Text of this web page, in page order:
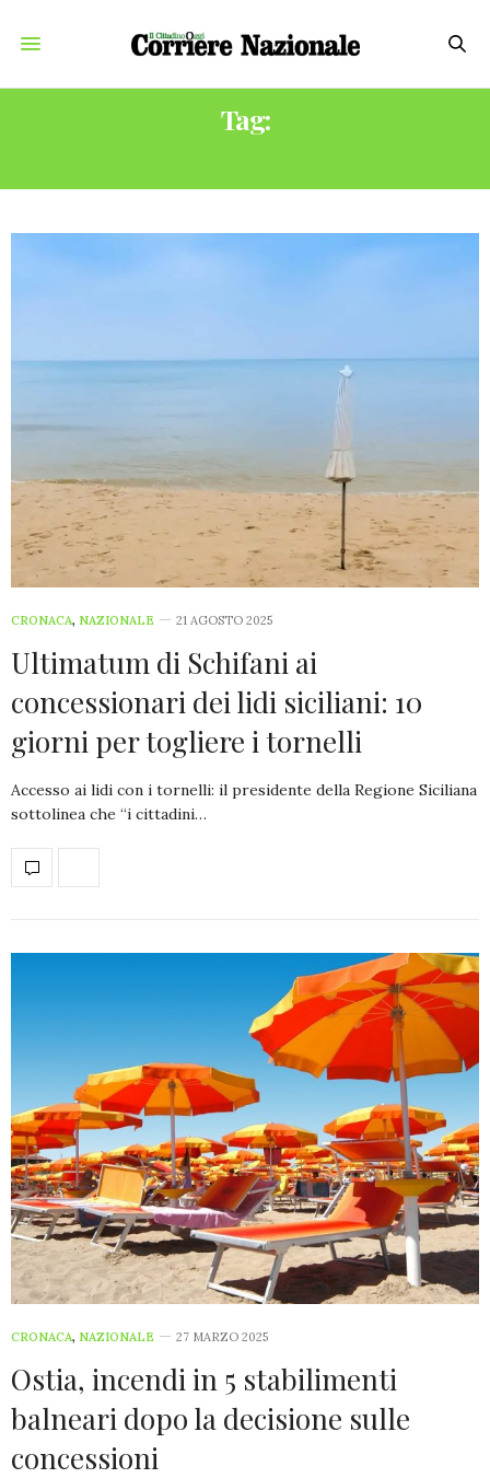
Tag:
CRONACA, NAZIONALE 21 AGOSTO 2025
Ultimatum di Schifani ai
concessionari dei lidi siciliani: 10
giorni per togliere i tornelli
Accesso ai lidi con i tornelli: il presidente della Regione Siciliana
sottolinea che “i cittadini…
CRONACA, NAZIONALE 27 MARZO 2025
Ostia, incendi in 5 stabilimenti
balneari dopo la decisione sulle
concessioni